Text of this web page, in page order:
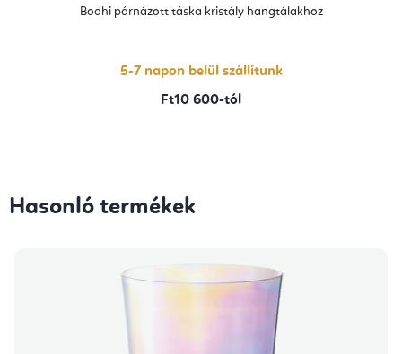
Bodhi párnázott táska kristály hangtálakhoz
5-7 napon belül szállítunk
Ft10 600-tól
Hasonló termékek